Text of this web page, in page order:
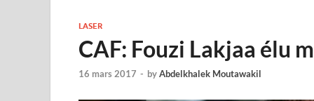
LASER
CAF: Fouzi Lakjaa élu
16 mars 2017 - byAbdelkhalek Moutawakil